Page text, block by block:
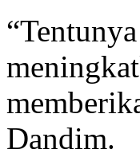
Dandim.